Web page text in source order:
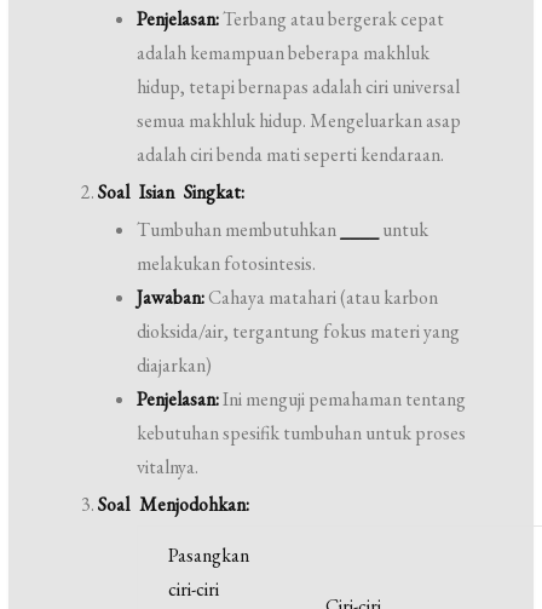
Penjelasan:Terbang atau bergerak cepat
adalah kemampuan beberapa makhluk
hidup, tetapi bernapas adalah ciri universal
semua makhluk hidup. Mengeluarkan asap
adalah ciri benda mati seperti kendaraan.
Soal Isian Singkat:
Tumbuhan membutuhkan
untuk
melakukan fotosintesis.
Jawaban:Cahaya matahari (atau karbon
dioksida/air, tergantung fokus materi yang
diajarkan)
Penjelasan:Ini menguji pemahaman tentang
kebutuhan spesifik tumbuhan untuk proses
vitalnya.
Soal Menjodohkan:
Pasangkan
ciri-ciri